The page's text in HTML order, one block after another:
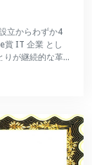
立からわずか4
賞 IT 企業 とし
りが継続的な革
の証でもあるで